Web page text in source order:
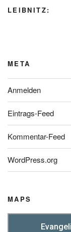
LEIBNITZ:
META
Anmelden
Eintrags-Feed
Kommentar-Feed
WordPress.org
MAPS